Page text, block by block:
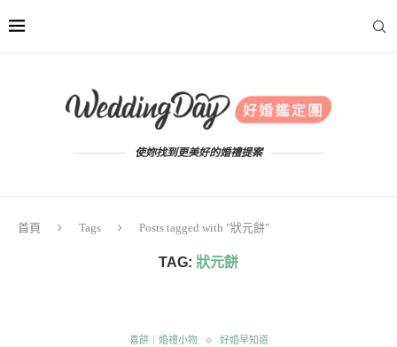
使妳找到更美好的婚禮提案
首頁 Tags Posts tagged with "狀元餅"
TAG: 狀元餅
喜餅｜婚禮小物 好婚早知道